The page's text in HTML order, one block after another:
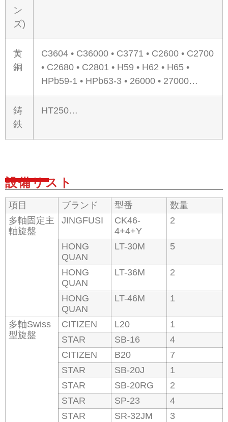
ン
ズ)
黄
銅
C3604 • C36000 • C3771 • C2600 • C2700
• C2680 • C2801 • H59 • H62 • H65 •
HPb59-1 • HPb63-3 • 26000 • 27000…
鋳
鉄
HT250…
設備リスト
項目 ブランド 型番
数量
多軸固定主
軸旋盤
JINGFUSI
CK46-
4+4+Y
2
HONG
QUAN
LT-30M 5
HONG
QUAN
LT-36M 2
HONG
QUAN
LT-46M 1
多軸Swiss
型旋盤
CITIZEN L20
1
STAR
SB-16
4
CITIZEN
B20
7
STAR
SB-20J
1
STAR
SB-20RG
2
STAR
SP-23
4
STAR
SR-32JM
3